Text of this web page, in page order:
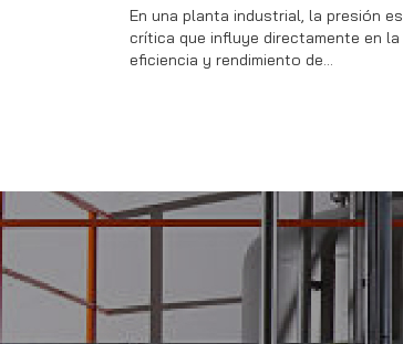
En una planta industrial, la presión es una variable
crítica que influye directamente en la seguridad,
eficiencia y rendimiento de…